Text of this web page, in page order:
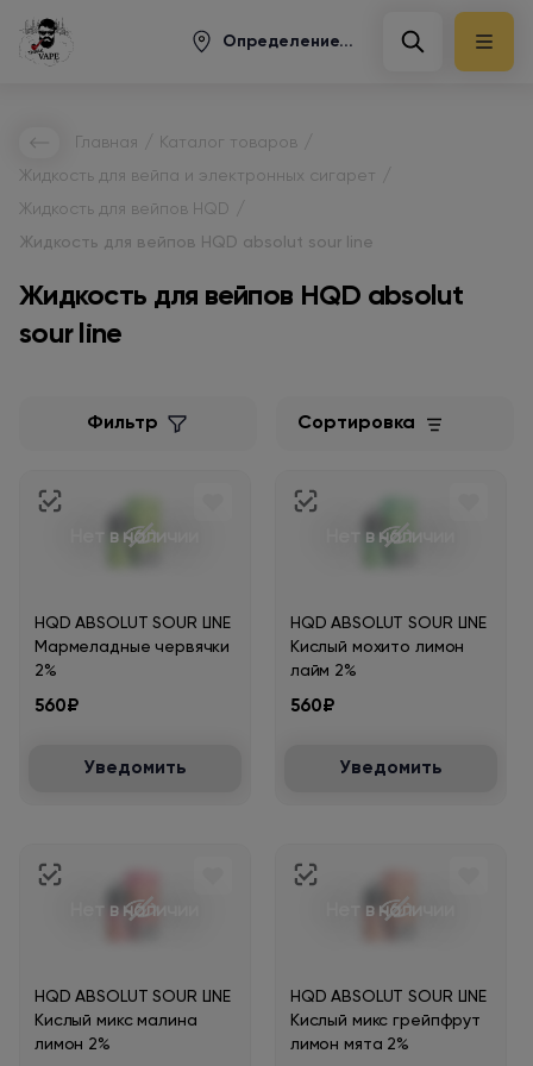
Определение...
Главная Каталог товаров
Жидкость для вейпа и электронных сигарет
Жидкость для вейпов HQD
Жидкость для вейпов HQD absolut sour line
Жидкость для вейпов HQD absolut
sour line
Фильтр Сортировка
Нет в наличии
HQD ABSOLUT SOUR LINE
Мармеладные червячки
2%
560₽
Уведомить
Нет в наличии
HQD ABSOLUT SOUR LINE
Кислый мохито лимон
лайм 2%
560₽
Уведомить
Нет в наличии
HQD ABSOLUT SOUR LINE
Кислый микс малина
лимон 2%
Нет в наличии
HQD ABSOLUT SOUR LINE
Кислый микс грейпфрут
лимон мята 2%